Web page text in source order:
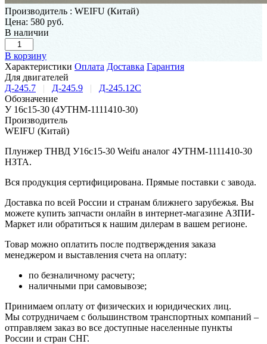
Производитель : WEIFU (Китай)
Цена: 580 руб.
В наличии
В корзину
Характеристики Оплата Доставка Гарантия
Для двигателей
Д-245.7
| Д-245.9 |
Д-245.12С
Обозначение
У 16c15-30 (4УТНМ-1111410-30)
Производитель
WEIFU (Китай)
Плунжер ТНВД У16с15-30 Weifu аналог 4УТНМ-1111410-30
НЗТА.
Вся продукция сертифицирована. Прямые поставки с завода.
Доставка по всей России и странам ближнего зарубежья. Вы
можете купить запчасти онлайн в интернет-магазине АЗПИ-
Маркет или обратиться к нашим дилерам в вашем регионе.
Товар можно оплатить после подтверждения заказа
менеджером и выставления счета на оплату:
по безналичному расчету;
наличными при самовывозе;
Принимаем оплату от физических и юридических лиц.
Мы сотрудничаем с большинством транспортных компаний –
отправляем заказ во все доступные населенные пункты
России и стран СНГ.